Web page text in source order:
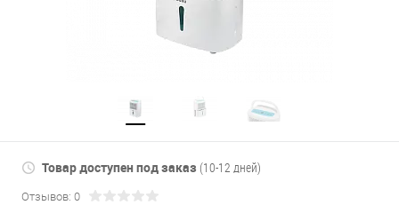
Товар доступен под заказ (10-12 дней)
Отзывов: 0